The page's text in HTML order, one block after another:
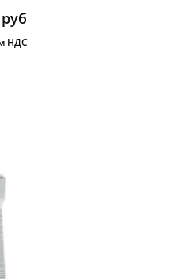
руб
НДС